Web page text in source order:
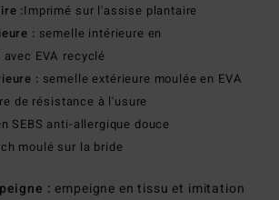
:Imprimé sur l'assise plantaire
: semelle intérieure en
EVA recyclé
: semelle extérieure moulée en EVA
de résistance à l'usure
SEBS anti-allergique douce
moulé sur la bride
: empeigne en tissu et imitation